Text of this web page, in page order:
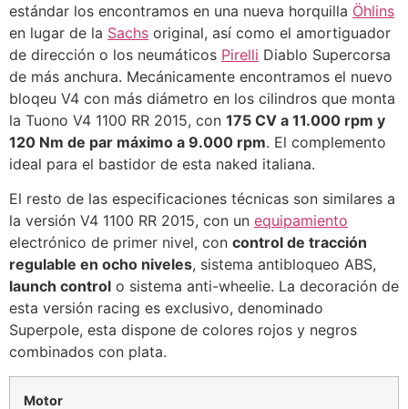
estándar los encontramos en una nueva horquilla Öhlins
en lugar de la Sachs original, así como el amortiguador
de dirección o los neumáticos Pirelli Diablo Supercorsa
de más anchura. Mecánicamente encontramos el nuevo
bloqeu V4 con más diámetro en los cilindros que monta
la Tuono V4 1100 RR 2015, con 175 CV a 11.000 rpm y
120 Nm de par máximo a 9.000 rpm. El complemento
ideal para el bastidor de esta naked italiana.
El resto de las especificaciones técnicas son similares a
la versión V4 1100 RR 2015, con un equipamiento
electrónico de primer nivel, con control de tracción
regulable en ocho niveles, sistema antibloqueo ABS,
launch control o sistema anti-wheelie. La decoración de
esta versión racing es exclusivo, denominado
Superpole, esta dispone de colores rojos y negros
combinados con plata.
Motor